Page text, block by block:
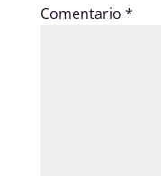
Comentario *